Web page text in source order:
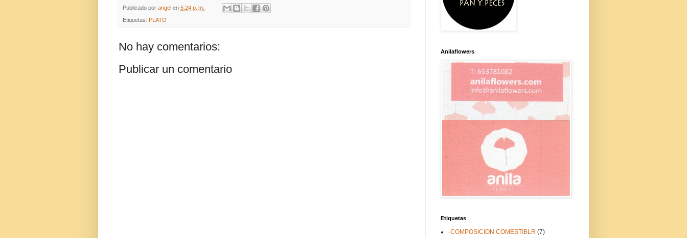
Publicado por angel en 5:24 p. m.
Etiquetas: PLATO
No hay comentarios:
Publicar un comentario
Anilaflowers
Etiquetas
-COMPOSICION COMESTIBLR (7)